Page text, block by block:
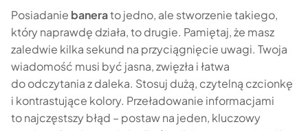
Posiadanie banerato jedno, ale stworzenie takiego,
który naprawdę działa, to drugie. Pamiętaj, że masz
zaledwie kilka sekund na przyciągnięcie uwagi. Twoja
wiadomość musi być jasna, zwięzła i łatwa
do odczytania z daleka. Stosuj dużą, czytelną czcionkę
i kontrastujące kolory. Przeładowanie informacjami
to najczęstszy błąd – postaw na jeden, kluczowy